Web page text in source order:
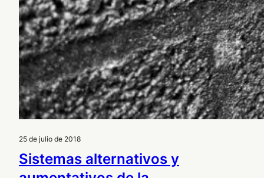
25 de julio de 2018
Sistemas alternativos y